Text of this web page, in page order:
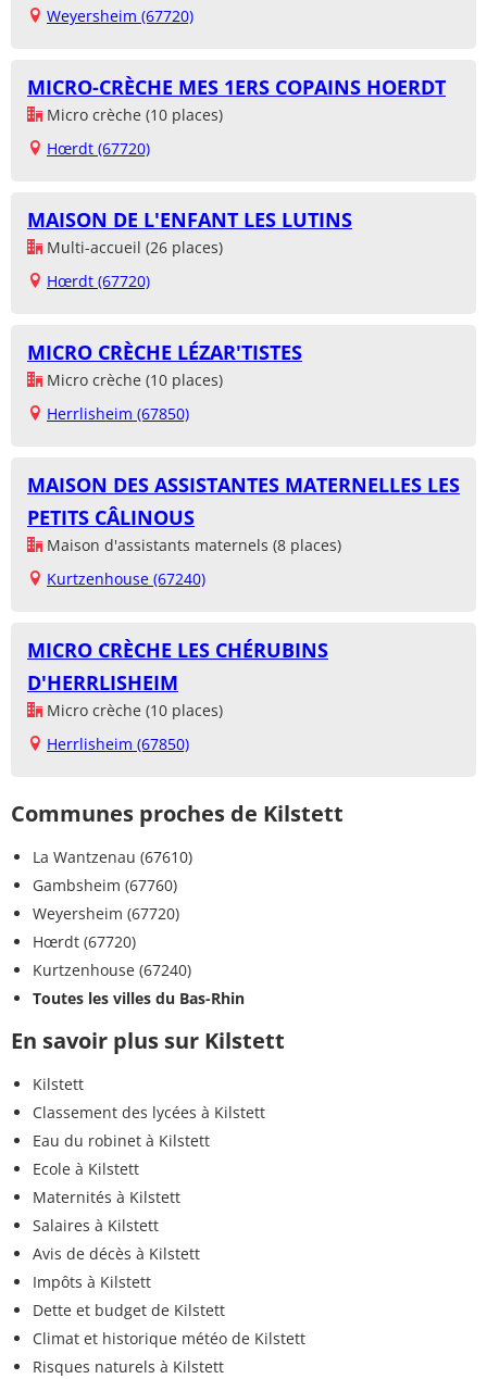
Weyersheim (67720)
MICRO-CRÈCHE MES 1ERS COPAINS HOERDT
Micro crèche (10 places)
Hœrdt (67720)
MAISON DE L'ENFANT LES LUTINS
Multi-accueil (26 places)
Hœrdt (67720)
MICRO CRÈCHE LÉZAR'TISTES
Micro crèche (10 places)
Herrlisheim (67850)
MAISON DES ASSISTANTES MATERNELLES LES
PETITS CÂLINOUS
Maison d'assistants maternels (8 places)
Kurtzenhouse (67240)
MICRO CRÈCHE LES CHÉRUBINS
D'HERRLISHEIM
Micro crèche (10 places)
Herrlisheim (67850)
Communes proches de Kilstett
La Wantzenau (67610)
Gambsheim (67760)
Weyersheim (67720)
Hœrdt (67720)
Kurtzenhouse (67240)
Toutes les villes du Bas-Rhin
En savoir plus sur Kilstett
Kilstett
Classement des lycées à Kilstett
Eau du robinet à Kilstett
Ecole à Kilstett
Maternités à Kilstett
Salaires à Kilstett
Avis de décès à Kilstett
Impôts à Kilstett
Dette et budget de Kilstett
Climat et historique météo de Kilstett
Risques naturels à Kilstett